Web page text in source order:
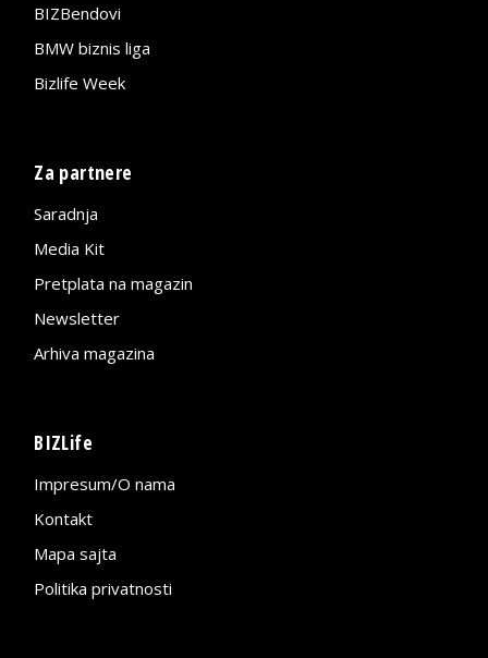
BIZBendovi
BMW biznis liga
Bizlife Week
Za partnere
Saradnja
Media Kit
Pretplata na magazin
Newsletter
Arhiva magazina
BIZLife
Impresum/O nama
Kontakt
Mapa sajta
Politika privatnosti